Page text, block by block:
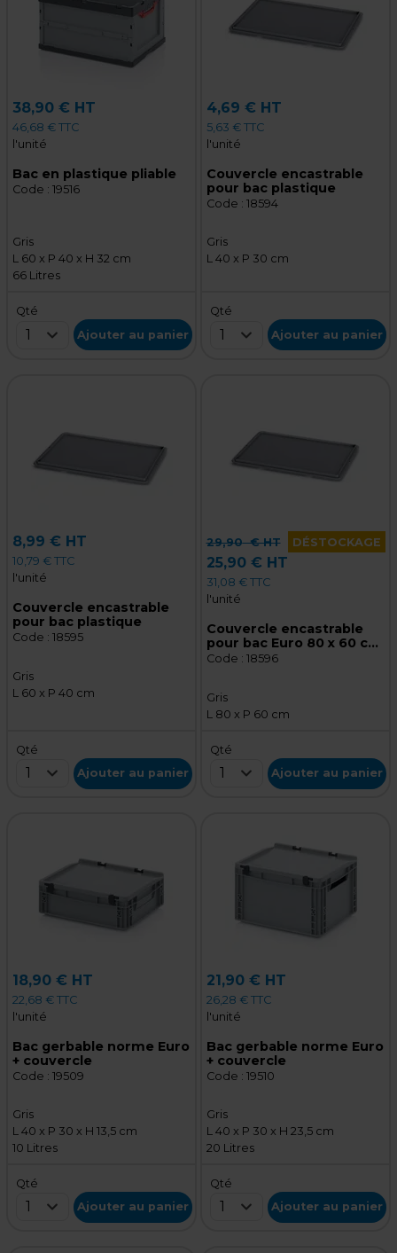
38,90 € HT
46,68 € TTC
l'unité
Bac en plastique pliable
Code : 19516
Gris
L 60 x P 40 x H 32 cm
66 Litres
Qté
1 Ajouter au panier
4,69 € HT
5,63 € TTC
l'unité
Couvercle encastrable
pour bac plastique
Code : 18594
Gris
L 40 x P 30 cm
Qté
1 Ajouter au panier
8,99 € HT
10,79 € TTC
l'unité
Couvercle encastrable
pour bac plastique
Code : 18595
Gris
L 60 x P 40 cm
Qté
1 Ajouter au panier
29,90€ HT DÉSTOCKAGE
25,90 € HT
31,08 € TTC
l'unité
Couvercle encastrable
pour bac Euro 80 x 60 cm
gris
Code : 18596
Gris
L 80 x P 60 cm
Qté
1 Ajouter au panier
18,90 € HT
22,68 € TTC
l'unité
Bac gerbable norme Euro
+ couvercle
Code : 19509
Gris
L 40 x P 30 x H 13,5 cm
10 Litres
Qté
1 Ajouter au panier
21,90 € HT
26,28 € TTC
l'unité
Bac gerbable norme Euro
+ couvercle
Code : 19510
Gris
L 40 x P 30 x H 23,5 cm
20 Litres
Qté
1 Ajouter au panier